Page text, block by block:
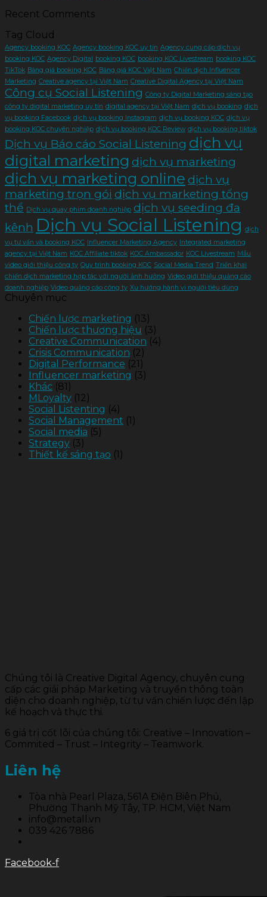
Recent Comments
Tag Cloud
Agency booking KOC Agency booking KOC uy tín Agency cung cấp dịch vụ
booking KOC Agency Digital booking KOC booking KOC Livestream booking KOC
TikTok Bảng giá booking KOC Bảng giá KOC Việt Nam Chiến dịch Influencer
Marketing Creative agency tại Việt Nam Creative Digital Agency tại Việt Nam
Công cụ Social Listening Công ty Digital Marketing sáng tạo
công ty digital marketing uy tín digital agency tại Việt Nam dịch vụ booking dịch
vụ booking Facebook dịch vụ booking Instagram dịch vụ booking KOC dịch vụ
booking KOC chuyên nghiệp dịch vụ booking KOC Review dịch vụ booking tiktok
Dịch vụ Báo cáo Social Listening dịch vụ
digital marketing dịch vụ marketing
dịch vụ marketing online dịch vụ
marketing trọn gói dịch vụ marketing tổng
thể Dịch vụ quay phim doanh nghiệp dịch vụ seeding đa
kênh Dịch vụ Social Listening dịch
vụ tư vấn và booking KOC
Influencer Marketing Agency
Integrated marketing
agency tại Việt Nam KOC Affiliate tiktok KOC Ambassador KOC Livestream Mẫu
video giới thiệu công ty Quy trình booking KOC Social Media Trend Triển khai
chiến dịch marketing hợp tác với người ảnh hưởng Video giới thiệu quảng cáo
doanh nghiệp Video quảng cáo công ty Xu hướng hành vi người tiêu dùng
Chuyên mục
Chiến lược marketing (13)
Chiến lược thương hiệu (3)
Creative Communication (4)
Crisis Communication (2)
Digital Performance (21)
Influencer marketing (3)
Khác (81)
MLoyalty (12)
Social Listenting (4)
Social Management (1)
Social media (5)
Strategy (3)
Thiết kế sáng tạo (1)
Chúng tôi là Creative Digital Agency, chuyên cung
cấp các giải pháp Marketing và truyền thông toàn
diện cho doanh nghiệp, từ tư vấn chiến lược đến lập
kế hoạch và thực thi.
6 giá trị cốt lõi của chúng tôi: Creative – Innovation –
Commited – Trust – Integrity – Teamwork.
Liên hệ
Tòa nhà Pearl Plaza, 561A Điện Biên Phủ,
Phường Thạnh Mỹ Tây, TP. HCM, Việt Nam
info@metall.vn
039 426 7886
Facebook-f